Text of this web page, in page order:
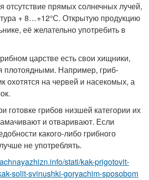
отсутствие прямых солнечных лучей,
+ 8…+12°С. Открытую продукцию
её желательно употребить в
царстве есть свои хищники,
плотоядными. Например, гриб-
охотятся на червей и насекомых, а
готовке грибов низшей категории их
и отваривают. Если
какого-либо грибного
не употреблять.
stati/kak-prigotovit-
solit-svinushki-goryachim-sposobom